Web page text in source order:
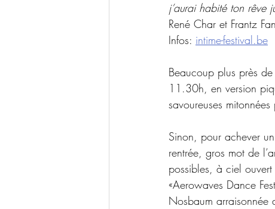
j’aurai habité ton rêve
René Char et Frantz
Infos: intime-festival.be
Beaucoup plus près
11.30h, en version
savoureuses
Sinon, pour achever
rentrée, gros mot de
possibles, à ciel
«Aerowaves Dance
Nosbaum arraisonnée